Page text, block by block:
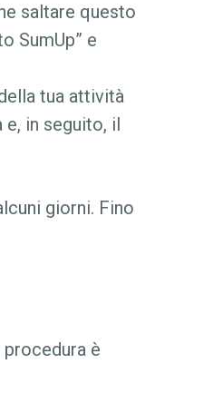
saltare questo
SumUp” e
tua attività
in seguito, il
giorni. Fino
è